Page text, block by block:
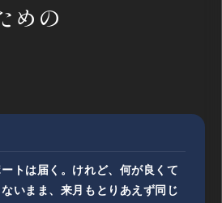
めの
トは届く。けれど、何が良くて
いまま、来月もとりあえず同じ